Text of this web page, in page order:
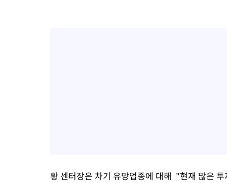
황 센터장은 차기 유망업종에 대해 "현재 많은